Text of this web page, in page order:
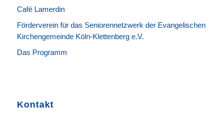
Café Lamerdin
Förderverein für das Seniorennetzwerk der Evangelischen
Kirchengemeinde Köln-Klettenberg e.V.
Das Programm
Kontakt